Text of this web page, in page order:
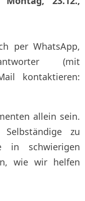
per WhatsApp,
(mit
kontaktieren:
allein sein.
zu
in schwierigen
wie wir helfen